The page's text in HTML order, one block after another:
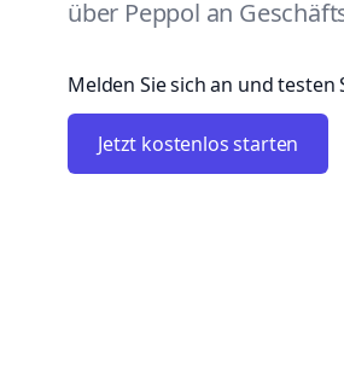
über Peppol an
Melden Sie sich an und testen
Jetzt kostenlos starten